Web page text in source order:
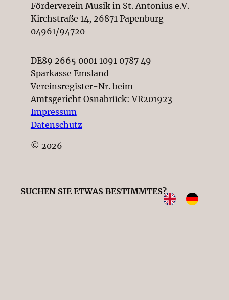
Förderverein Musik in St. Antonius e.V.
Kirchstraße 14, 26871 Papenburg
04961/94720
DE89 2665 0001 1091 0787 49
Sparkasse Emsland
Vereinsregister-Nr. beim
Amtsgericht Osnabrück: VR201923
Impressum
Datenschutz
© 2026
SUCHEN SIE ETWAS BESTIMMTES?